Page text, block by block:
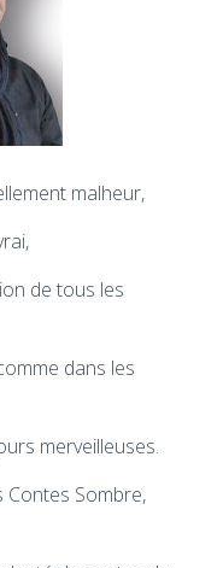
malheur,
de tous les
dans les
merveilleuses.
Contes Sombre,